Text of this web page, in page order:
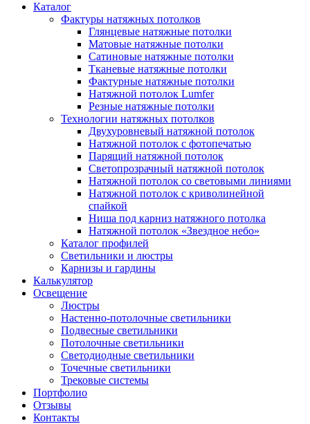
Каталог
Фактуры натяжных потолков
Глянцевые натяжные потолки
Матовые натяжные потолки
Сатиновые натяжные потолки
Тканевые натяжные потолки
Фактурные натяжные потолки
Натяжной потолок Lumfer
Резные натяжные потолки
Технологии натяжных потолков
Двухуровневый натяжной потолок
Натяжной потолок с фотопечатью
Парящий натяжной потолок
Светопрозрачный натяжной потолок
Натяжной потолок со световыми линиями
Натяжной потолок с криволинейной
спайкой
Ниша под карниз натяжного потолка
Натяжной потолок «Звездное небо»
Каталог профилей
Светильники и люстры
Карнизы и гардины
Калькулятор
Освещение
Люстры
Настенно-потолочные светильники
Подвесные светильники
Потолочные светильники
Светодиодные светильники
Точечные светильники
Трековые системы
Портфолио
Отзывы
Контакты